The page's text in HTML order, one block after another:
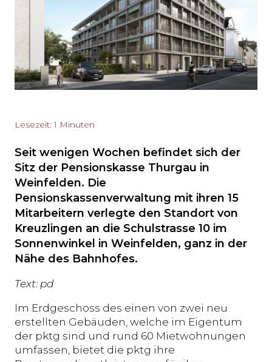
Lesezeit: 1 Minuten
Seit wenigen Wochen befindet sich der
Sitz der Pensionskasse Thurgau in
Weinfelden. Die
Pensionskassenverwaltung mit ihren 15
Mitarbeitern verlegte den Standort von
Kreuzlingen an die Schulstrasse 10 im
Sonnenwinkel in Weinfelden, ganz in der
Nähe des Bahnhofes.
Text: pd
Im Erdgeschoss des einen von zwei neu
erstellten Gebäuden, welche im Eigentum
der pktg sind und rund 60 Mietwohnungen
umfassen, bietet die pktg ihre